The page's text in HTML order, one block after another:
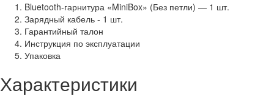
Bluetooth-гарнитура «MiniBox» (Без петли) — 1 шт.
Зарядный кабель - 1 шт.
Гарантийный талон
Инструкция по эксплуатации
Упаковка
Характеристики